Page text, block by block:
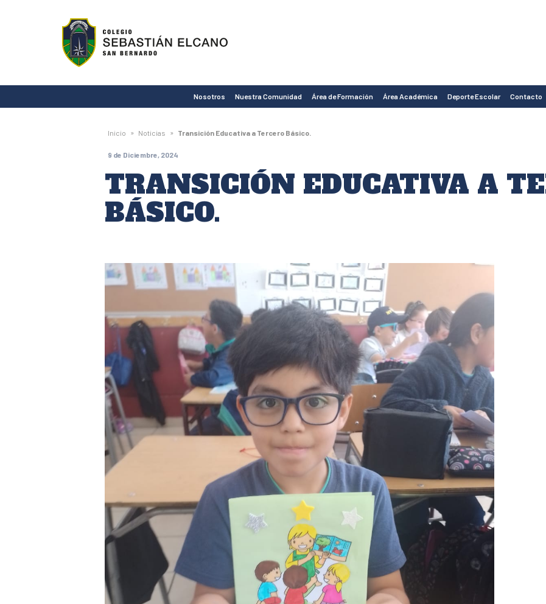
Colegio
Sebastián
Elcano
de
San
Bernardo
Nosotros Nuestra Comunidad Área de Formación Área Académica Deporte Escolar Contacto
Inicio » Noticias » Transición Educativa a Tercero Básico.
9 de Diciembre, 2024
TRANSICIÓN EDUCATIVA A
BÁSICO.